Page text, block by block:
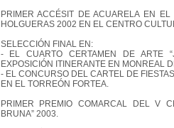
PRIMER ACCÉSIT DE ACUARELA EN
HOLGUERAS 2002 EN EL CENTRO
SELECCIÓN FINAL EN:
- EL CUARTO CERTAMEN DE ARTE
EXPOSICIÓN ITINERANTE EN MONREAL
- EL CONCURSO DEL CARTEL DE
EN EL TORREÓN FORTEA.
PRIMER PREMIO COMARCAL DEL V
BRUNA” 2003.